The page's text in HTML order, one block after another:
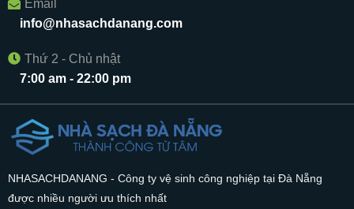
Email
info@nhasachdanang.com
Thứ 2 - Chủ nhật
7:00 am - 22:00 pm
NHASACHDANANG - Công ty vệ sinh công nghiệp tại Đà Nẵng
được nhiều người ưu thích nhất